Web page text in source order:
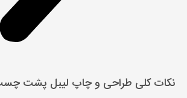
نکات کلی طراحی و چاپ لیبل پشت